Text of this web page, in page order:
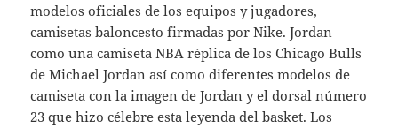
modelos oficiales de los equipos y jugadores,
camisetas baloncesto firmadas por Nike. Jordan
como una camiseta NBA réplica de los Chicago Bulls
de Michael Jordan así como diferentes modelos de
camiseta con la imagen de Jordan y el dorsal número
23 que hizo célebre esta leyenda del basket. Los